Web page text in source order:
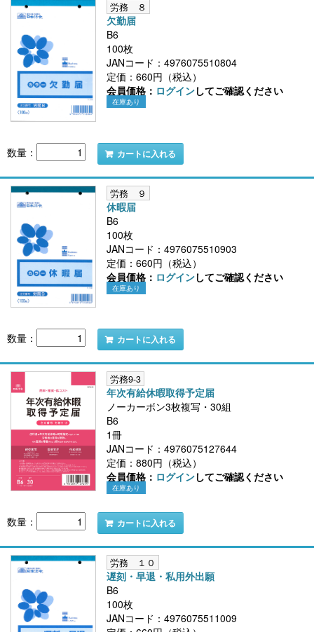
労務 ８
欠勤届
B6
100枚
JANコード：4976075510804
定価：660円（税込）
会員価格： ログインしてご確認ください
在庫あり
数量： カートに入れる
労務 ９
休暇届
B6
100枚
JANコード：4976075510903
定価：660円（税込）
会員価格： ログインしてご確認ください
在庫あり
数量： カートに入れる
労務9-3
年次有給休暇取得予定届
ノーカーボン3枚複写・30組
B6
1冊
JANコード：4976075127644
定価：880円（税込）
会員価格： ログインしてご確認ください
在庫あり
数量： カートに入れる
労務 １０
遅刻・早退・私用外出願
B6
100枚
JANコード：4976075511009